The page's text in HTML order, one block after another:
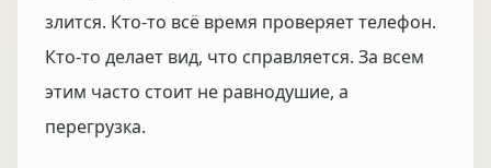
злится. Кто-то всё время проверяет телефон.
Кто-то делает вид, что справляется. За всем
этим часто стоит не равнодушие, а
перегрузка.